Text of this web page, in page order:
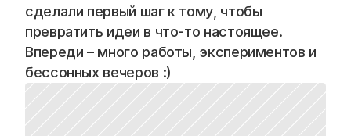
Алгоритмы
iOS с 0
Python-разработчик
Frontend на React
Data Science c 0
Аналитик данных
QA инженер
сделали первый шаг к тому, чтобы
превратить идеи в что-то настоящее.
Впереди – много работы, экспериментов и
бессонных вечеров :)